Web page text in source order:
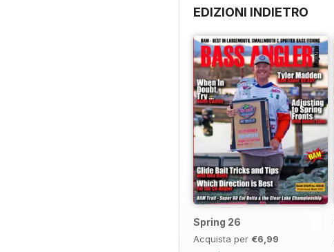
EDIZIONI INDIETRO
Spring 26
Acquista per €6,99